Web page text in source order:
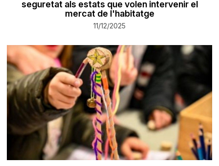
seguretat als estats que volen intervenir el
mercat de l'habitatge
11/12/2025